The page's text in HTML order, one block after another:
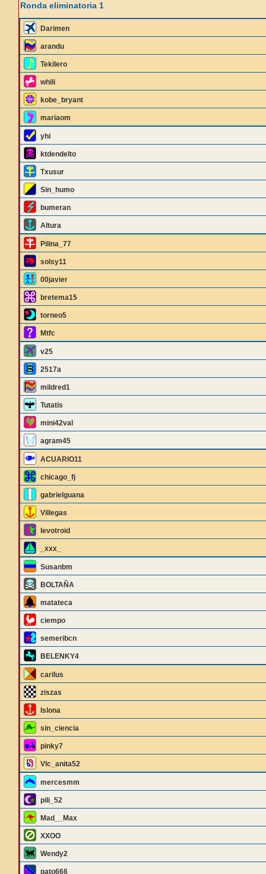
Ronda eliminatoria 1
Darimen
arandu
Tekilero
whili
kobe_bryant
mariaom
yhi
ktdendelto
Txusur
Sin_humo
bumeran
Altura
Pilina_77
solsy11
00javier
bretema15
torneo5
Mtfc
v25
2517a
mildred1
Tutatis
mini42val
agram45
ACUARIO11
chicago_fj
gabrielguana
Villegas
levotroid
_xxx_
Susanbm
BOLTAÑA
matateca
ciempo
semeribcn
BELENKY4
carilus
ziszas
Islona
sin_ciencia
pinky7
Vlc_anita52
mercesmm
pili_52
Mad__Max
XXOO
Wendy2
pato666